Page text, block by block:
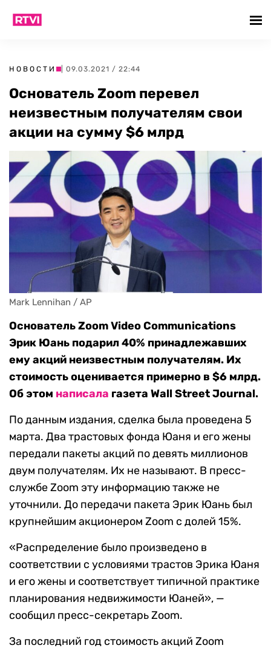
НОВОСТИ | 09.03.2021 / 22:44
Основатель Zoom перевел
неизвестным получателям свои
акции на сумму $6 млрд
Mark Lennihan / AP
Основатель Zoom Video Communications
Эрик Юань подарил 40% принадлежавших
ему акций неизвестным получателям. Их
стоимость оценивается примерно в $6 млрд.
Об этом написала газета Wall Street Journal.
По данным издания, сделка была проведена 5
марта. Два трастовых фонда Юаня и его жены
передали пакеты акций по девять миллионов
двум получателям. Их не называют. В пресс-
службе Zoom эту информацию также не
уточнили. До передачи пакета Эрик Юань был
крупнейшим акционером Zoom с долей 15%.
«Распределение было произведено в
соответствии с условиями трастов Эрика Юаня
и его жены и соответствует типичной практике
планирования недвижимости Юаней», —
сообщил пресс-секретарь Zoom.
За последний год стоимость акций Zoom